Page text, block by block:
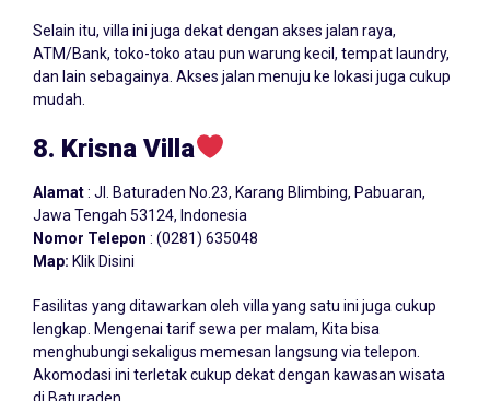
Selain itu, villa ini juga dekat dengan akses jalan raya,
ATM/Bank, toko-toko atau pun warung kecil, tempat laundry,
dan lain sebagainya. Akses jalan menuju ke lokasi juga cukup
mudah.
8. Krisna Villa
Alamat: Jl. Baturaden No.23, Karang Blimbing, Pabuaran,
Jawa Tengah 53124, Indonesia
Nomor Telepon : (0281) 635048
Map: Klik Disini
Fasilitas yang ditawarkan oleh villa yang satu ini juga cukup
lengkap. Mengenai tarif sewa per malam, Kita bisa
menghubungi sekaligus memesan langsung via telepon.
Akomodasi ini terletak cukup dekat dengan kawasan wisata